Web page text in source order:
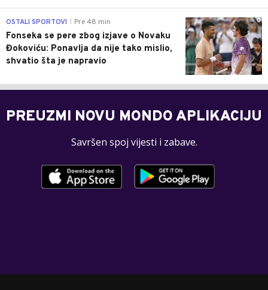
0
OSTALI SPORTOVI Pre 48 min
Fonseka se pere zbog izjave o Novaku
Đokoviću: Ponavlja da nije tako mislio,
shvatio šta je napravio
PREUZMI NOVU MONDO APLIKACIJU
Savršen spoj vijesti i zabave.